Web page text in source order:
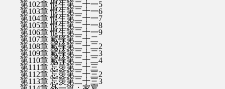
第102章 恨生第二十一5
第103章 恨生第二十一6
第104章 恨生第二十一7
第105章 恨生第二十一8
第106章 恨生第二十一9
第107章 藏锋第二十二
第108章 藏锋第二十二2
第109章 藏锋第二十二3
第110章 藏锋第二十二4
第111章 忘羡第二十三
第112章 忘羡第二十三2
第113章 忘羡第二十三3